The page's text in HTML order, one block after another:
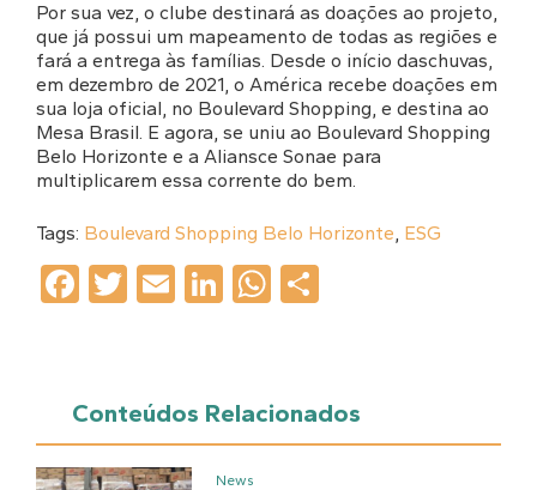
Por sua vez, o clube destinará as doações ao projeto,
que já possui um mapeamento de todas as regiões e
fará a entrega às famílias. Desde o início daschuvas,
em dezembro de 2021, o América recebe doações em
sua loja oficial, no Boulevard Shopping, e destina ao
Mesa Brasil. E agora, se uniu ao Boulevard Shopping
Belo Horizonte e a Aliansce Sonae para
multiplicarem essa corrente do bem.
Tags: Boulevard Shopping Belo Horizonte, ESG
Facebook
Twitter
EmailLinkedIn
WhatsApp
Conteúdos Relacionados
News